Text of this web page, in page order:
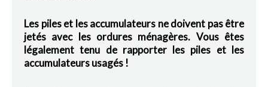
Les piles et les accumulateurs ne doivent pas être
jetés avec les ordures ménagères. Vous êtes
légalement tenu de rapporter les piles et les
accumulateurs usagés !